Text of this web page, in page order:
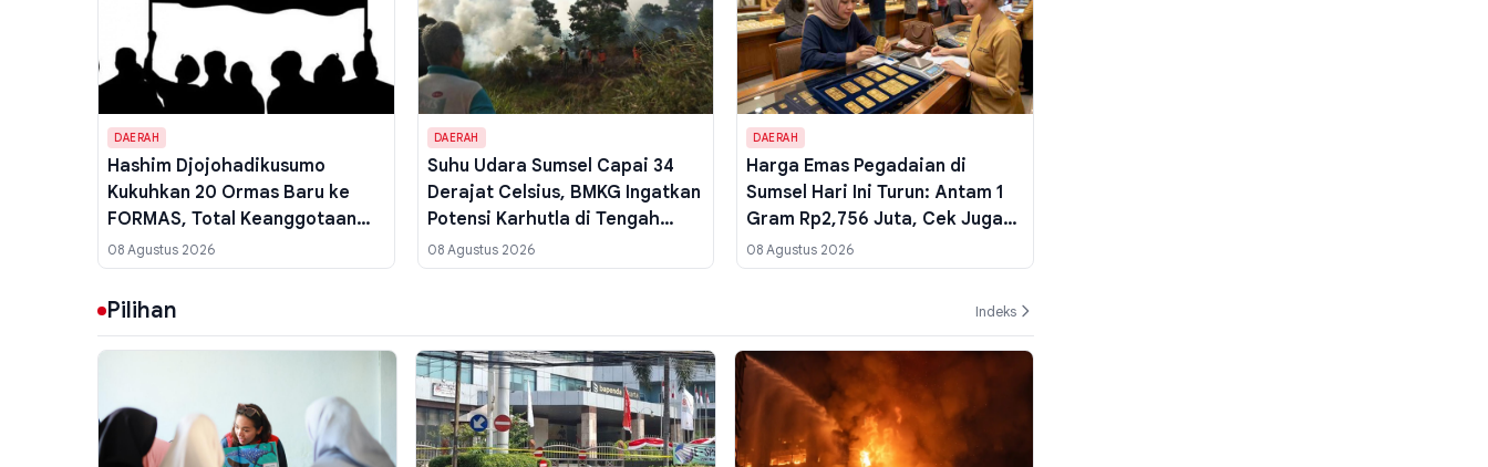
DAERAH
Hashim Djojohadikusumo
Kukuhkan 20 Ormas Baru ke
FORMAS, Total Keanggotaan
Kini Capai 103 Organisasi
08 Agustus 2026
DAERAH
Suhu Udara Sumsel Capai 34
Derajat Celsius, BMKG Ingatkan
Potensi Karhutla di Tengah
Cuaca Cerah
08 Agustus 2026
DAERAH
Harga Emas Pegadaian di
Sumsel Hari Ini Turun: Antam 1
Gram Rp2,756 Juta, Cek Juga
Galeri24 dan UBS
08 Agustus 2026
Pilihan Indeks